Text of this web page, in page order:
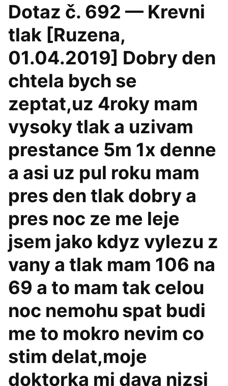
Dotaz č. 692 — Krevni
tlak [Ruzena,
01.04.2019] Dobry den
chtela bych se
zeptat,uz 4roky mam
vysoky tlak a uzivam
prestance 5m 1x denne
a asi uz pul roku mam
pres den tlak dobry a
pres noc ze me leje
jsem jako kdyz vylezu z
vany a tlak mam 106 na
69 a to mam tak celou
noc nemohu spat budi
me to mokro nevim co
stim delat,moje
doktorka mi dava nizsi